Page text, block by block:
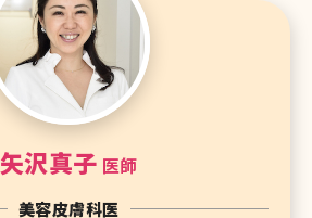
矢沢真子 医師
美容皮膚科医